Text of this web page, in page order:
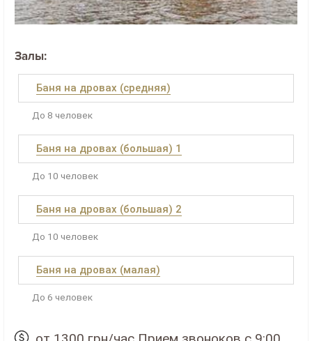
Залы:
Баня на дровах (средняя)
До 8 человек
Баня на дровах (большая) 1
До 10 человек
Баня на дровах (большая) 2
До 10 человек
Баня на дровах (малая)
До 6 человек